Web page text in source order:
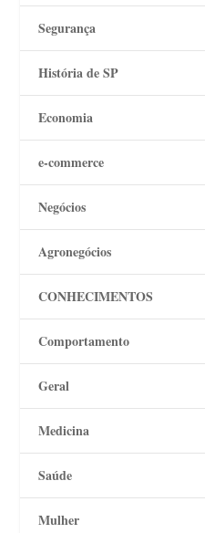
Segurança
História de SP
Economia
e-commerce
Negócios
Agronegócios
CONHECIMENTOS
Comportamento
Geral
Medicina
Saúde
Mulher